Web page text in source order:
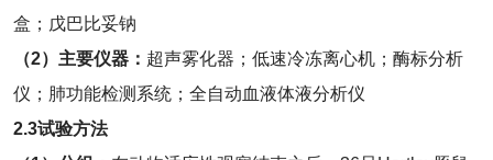
盒；戊巴比妥钠
（2）主要仪器： 超声雾化器；低速冷冻离心机；酶标分析
仪；肺功能检测系统；全自动血液体液分析仪
2.3试验方法